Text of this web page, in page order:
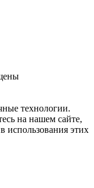
технологии.
на нашем сайте,
использования этих